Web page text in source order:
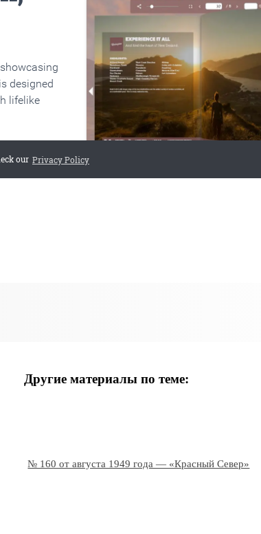
Другие материалы по теме:
№ 160 от августа 1949 года — «Красный Север»